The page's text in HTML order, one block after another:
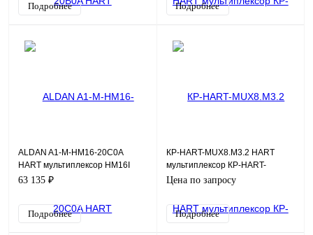
Подробнее Подробнее
ALDAN A1-M-HM16-20C0A
HART мультиплексор HM16I
63 135 ₽
Подробнее
КР-HART-MUX8.M3.2 HART
мультиплексор КР-HART-
MUX8.М3
Цена по запросу
Подробнее